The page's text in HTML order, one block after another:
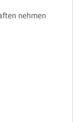
nehmen